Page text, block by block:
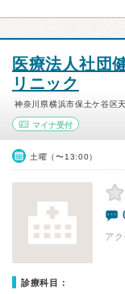
医療法人社団
リニック
神奈川県横浜市保土ケ谷区
マイナ受付
土曜（〜13:00）
ア
診療科目：